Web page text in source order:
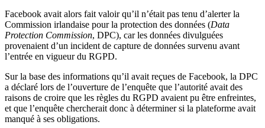
Facebook avait alors fait valoir qu’il n’était pas tenu d’alerter la
Commission irlandaise pour la protection des données (Data
Protection Commission, DPC), car les données divulguées
provenaient d’un incident de capture de données survenu avant
l’entrée en vigueur du RGPD.
Sur la base des informations qu’il avait reçues de Facebook, la DPC
a déclaré lors de l’ouverture de l’enquête que l’autorité avait des
raisons de croire que les règles du RGPD avaient pu être enfreintes,
et que l’enquête chercherait donc à déterminer si la plateforme avait
manqué à ses obligations.